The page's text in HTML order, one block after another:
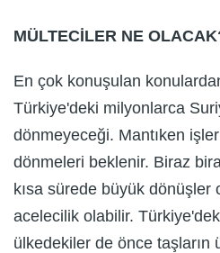
MÜLTECİLER NE
En çok konuşulan
Türkiye'deki milyonlarca
dönmeyeceği. Mantıken
dönmeleri beklenir. Biraz
kısa sürede büyük dönüşler
acelecilik olabilir.
ülkedekiler de önce taşların